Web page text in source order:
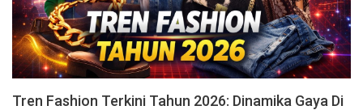
Tren Fashion Terkini Tahun 2026: Dinamika Gaya Di